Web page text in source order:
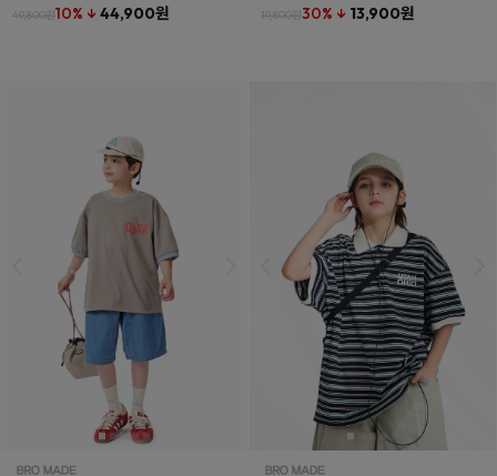
49,800원10% ↓ 44,900원 19,800원30% ↓ 13,900원